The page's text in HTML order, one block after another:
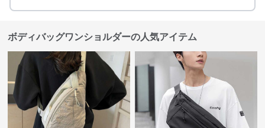
ボディバッグワンショルダーの人気アイテム